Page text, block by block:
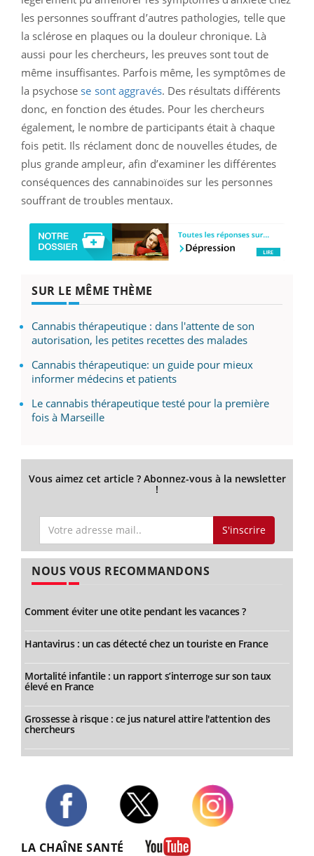
les personnes souffrant d’autres pathologies, telle que
la sclérose en plaques ou la douleur chronique. Là
aussi pour les chercheurs, les preuves sont tout de
même insuffisantes. Parfois même, les symptômes de
la psychose se sont aggravés. Des résultats différents
donc, en fonction des études. Pour les chercheurs
également, le nombre de participants était à chaque
fois petit. Ils réclament donc de nouvelles études, de
plus grande ampleur, afin d’examiner les différentes
conséquences des cannabinoïdes sur les personnes
souffrant de troubles mentaux.
SUR LE MÊME THÈME
Cannabis thérapeutique : dans l'attente de son
autorisation, les petites recettes des malades
Cannabis thérapeutique: un guide pour mieux
informer médecins et patients
Le cannabis thérapeutique testé pour la première
fois à Marseille
Vous aimez cet article ? Abonnez-vous à la newsletter
!
S'inscrire
NOUS VOUS RECOMMANDONS
Comment éviter une otite pendant les vacances ?
Hantavirus : un cas détecté chez un touriste en France
Mortalité infantile : un rapport s’interroge sur son taux
élevé en France
Grossesse à risque : ce jus naturel attire l'attention des
chercheurs
LA CHAÎNE SANTÉ